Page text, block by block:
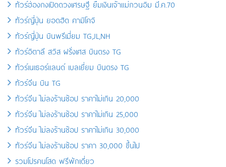
ทัวร์ฮ่องกงเปิดดวงเศรษฐี ยืมเงินเจ้าแม่กวนอิม มี.ค.70
ทัวร์ญี่ปุ่น ยอดฮิต คามิโคจิ
ทัวร์ญี่ปุ่น บินพรีเมี่ยม TG,JL,NH
ทัวร์อิตาลี สวิส ฝรั่งเศส บินตรง TG
ทัวร์เนเธอร์แลนด์ เบลเยี่ยม บินตรง TG
ทัวร์จีน บิน TG
ทัวร์จีน ไม่ลงร้านช้อป ราคาไม่เกิน 20,000
ทัวร์จีน ไม่ลงร้านช้อป ราคาไม่เกิน 25,000
ทัวร์จีน ไม่ลงร้านช้อป ราคาไม่เกิน 30,000
ทัวร์จีน ไม่ลงร้านช้อป ราคา 30,000 ขึ้นไป
รวมโปรคนโสด ฟรีพักเดี่ยว